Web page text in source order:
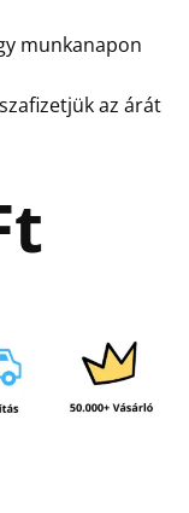
munkanapon
az árát